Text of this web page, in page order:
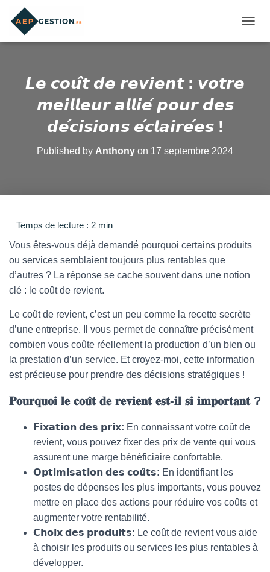
𝙇𝙚 𝙘𝙤𝙪̂𝙩 𝙙𝙚 𝙧𝙚𝙫𝙞𝙚𝙣𝙩 : 𝙫𝙤𝙩𝙧𝙚
𝙢𝙚𝙞𝙡𝙡𝙚𝙪𝙧 𝙖𝙡𝙡𝙞𝙚́ 𝙥𝙤𝙪𝙧 𝙙𝙚𝙨
𝙙𝙚́𝙘𝙞𝙨𝙞𝙤𝙣𝙨 𝙚́𝙘𝙡𝙖𝙞𝙧𝙚́𝙚𝙨 !
Published by Anthony on 17 septembre 2024
Vous êtes-vous déjà demandé pourquoi certains produits
ou services semblaient toujours plus rentables que
d’autres ? La réponse se cache souvent dans une notion
clé : le coût de revient.
Le coût de revient, c’est un peu comme la recette secrète
d’une entreprise. Il vous permet de connaître précisément
combien vous coûte réellement la production d’un bien ou
la prestation d’un service. Et croyez-moi, cette information
est précieuse pour prendre des décisions stratégiques !
𝐏𝐨𝐮𝐫𝐪𝐮𝐨𝐢 𝐥𝐞 𝐜𝐨𝐮̂𝐭 𝐝𝐞 𝐫𝐞𝐯𝐢𝐞𝐧𝐭 𝐞𝐬𝐭-𝐢𝐥 𝐬𝐢 𝐢𝐦𝐩𝐨𝐫𝐭𝐚𝐧𝐭 ?
𝗙𝗶𝘅𝗮𝘁𝗶𝗼𝗻 𝗱𝗲𝘀 𝗽𝗿𝗶𝘅: En connaissant votre coût de
revient, vous pouvez fixer des prix de vente qui vous
assurent une marge bénéficiaire confortable.
𝗢𝗽𝘁𝗶𝗺𝗶𝘀𝗮𝘁𝗶𝗼𝗻 𝗱𝗲𝘀 𝗰𝗼𝘂̂𝘁𝘀: En identifiant les
postes de dépenses les plus importants, vous pouvez
mettre en place des actions pour réduire vos coûts et
augmenter votre rentabilité.
𝗖𝗵𝗼𝗶𝘅 𝗱𝗲𝘀 𝗽𝗿𝗼𝗱𝘂𝗶𝘁𝘀: Le coût de revient vous aide
à choisir les produits ou services les plus rentables à
développer.